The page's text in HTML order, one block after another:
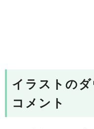
イラストの
コメント